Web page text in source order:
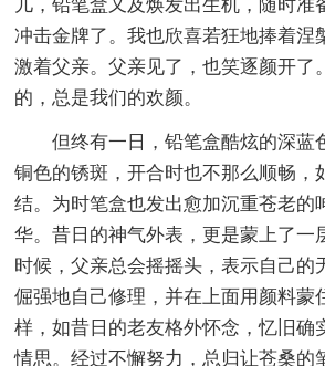
儿，铅笔盒又及焕发出生机，随时准
冲击金牌了。我也欣喜若狂地捧着涅
激着父亲。父亲见了，也笑逐颜开了
的，总是我们的欢颜。
但终有一日，铅笔盒酷炫的深蓝
铜色的锈斑，开合时也不那么顺畅，
结。为时笔盒也发出愈加沉重苍老的
华。昔日的神气外表，更是蒙上了一
时候，父亲总会摇摇头，表示自己的
倔强地自己修理，并在上面用颜料蒙
样，如昔日的老友格外怀念，忆旧确
情思。经过不懈努力，总归让苍桑的